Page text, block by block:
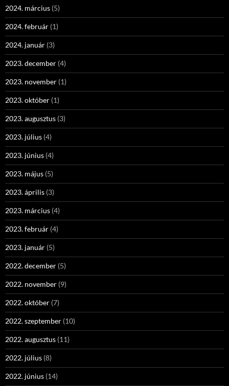
2024. március (5)
2024. február (1)
2024. január (3)
2023. december (4)
2023. november (1)
2023. október (1)
2023. augusztus (3)
2023. július (4)
2023. június (4)
2023. május (5)
2023. április (3)
2023. március (4)
2023. február (4)
2023. január (5)
2022. december (5)
2022. november (9)
2022. október (7)
2022. szeptember (10)
2022. augusztus (11)
2022. július (8)
2022. június (14)